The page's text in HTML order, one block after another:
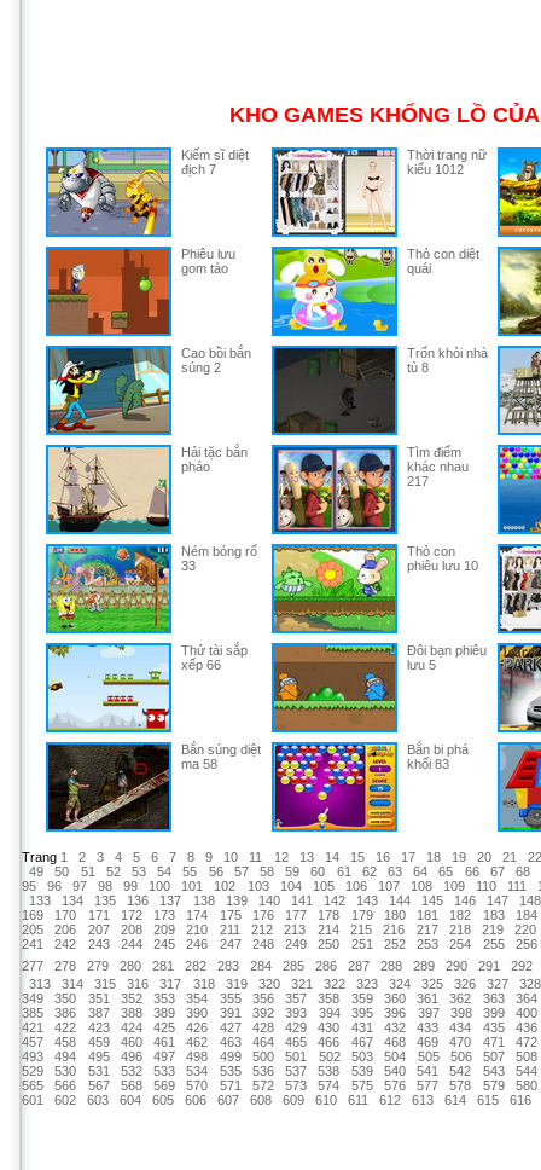
KHO GAMES KHỔNG LỒ
Kiếm sĩ diệt
địch 7
Thời trang nữ
kiểu 1012
Phiêu lưu
gom táo
Thỏ con diệt
quái
Cao bồi bắn
súng 2
Trốn khỏi nhà
tù 8
Hải tặc bắn
pháo
Tìm điểm
khác nhau
217
Ném bóng rổ
33
Thỏ con
phiêu lưu 10
Thử tài sắp
xếp 66
Đôi bạn phiêu
lưu 5
Bắn súng diệt
ma 58
Bắn bi phá
khối 83
Trang 1 2 3 4 5 6 7 8 9 10 11 12 13 14 15 16 17 18 19 20 21
22
49
50 51 52 53 54 55 56 57 58 59 60 61 62 63 64 65 66 67
68
95
96 97 98 99 100 101 102 103 104 105 106 107 108 109 110 111
133
134 135 136 137 138 139 140 141 142 143 144 145 146 147
148
169
170 171 172 173 174 175 176 177 178 179 180 181 182 183
184
205
206 207 208 209 210 211 212 213 214 215 216 217 218 219
220
241
242 243 244 245 246 247 248 249 250 251 252 253 254 255
256
277
278 279 280 281 282 283 284 285 286 287 288 289 290 291
292
313
314 315 316 317 318 319 320 321 322 323 324 325 326 327
328
349
350 351 352 353 354 355 356 357 358 359 360 361 362 363
364
385
386 387 388 389 390 391 392 393 394 395 396 397 398 399
400
421
422 423 424 425 426 427 428 429 430 431 432 433 434 435
436
457
458 459 460 461 462 463 464 465 466 467 468 469 470 471
472
493
494 495 496 497 498 499 500 501 502 503 504 505 506 507
508
529
530 531 532 533 534 535 536 537 538 539 540 541 542 543
544
565
566 567 568 569 570 571 572 573 574 575 576 577 578 579
580
601
602 603 604 605 606 607 608 609 610 611 612 613 614 615 616